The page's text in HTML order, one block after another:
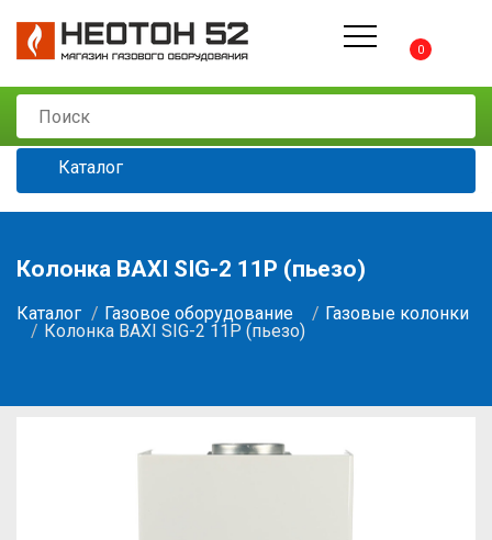
0
Каталог
Колонка BAXI SIG-2 11P (пьезо)
Каталог Газовое оборудование
Газовые колонки
Колонка BAXI SIG-2 11P (пьезо)